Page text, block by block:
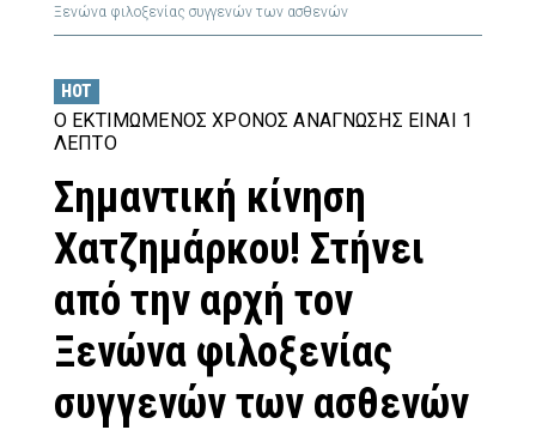
Ξενώνα φιλοξενίας συγγενών των ασθενών
HOT
Ο ΕΚΤΙΜΏΜΕΝΟΣ ΧΡΌΝΟΣ ΑΝΆΓΝΩΣΗΣ ΕΊΝΑΙ 1
ΛΕΠΤΌ
Σημαντική κίνηση
Χατζημάρκου! Στήνει
από την αρχή τον
Ξενώνα φιλοξενίας
συγγενών των ασθενών